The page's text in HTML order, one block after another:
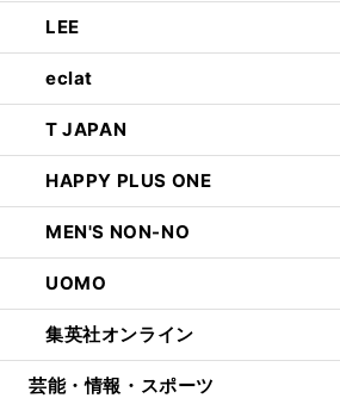
LEE
eclat
T JAPAN
HAPPY PLUS ONE
MEN'S NON-NO
UOMO
集英社オンライン
芸能・情報・スポーツ